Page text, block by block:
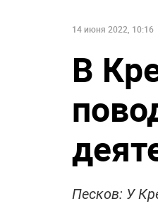
14 июня 2022, 10:16
В
Песков: У